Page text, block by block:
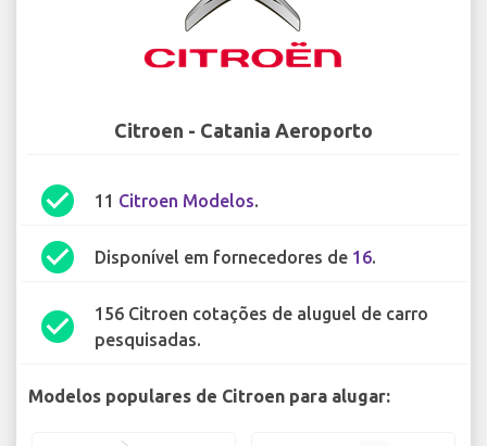
Citroen - Catania Aeroporto
check_circle 11 Citroen Modelos.
check_circle Disponível em fornecedores de 16.
check_circle
156 Citroen cotações de aluguel de carro
pesquisadas.
Modelos populares de Citroen para alugar: